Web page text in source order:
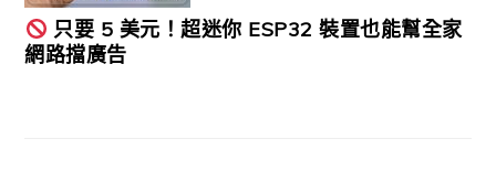
只要 5 美元！超迷你 ESP32 裝置也能幫全家
網路擋廣告